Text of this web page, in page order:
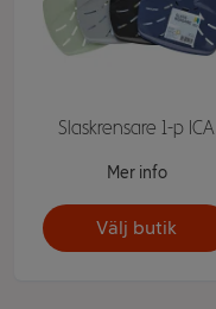
Slaskrensare 1-p ICA
Mer info
Välj butik